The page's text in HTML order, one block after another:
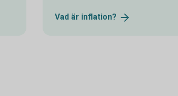
Vad är inflation?